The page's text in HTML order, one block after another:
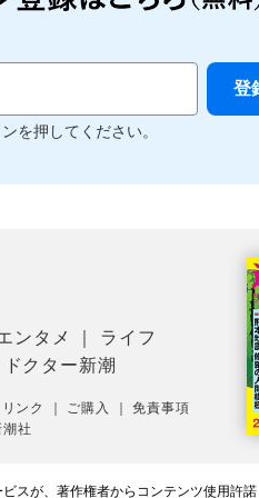
を押してください。
ンタメ
ライフ
ドクター新潮
ンク ｜ ご購入 ｜免責事項
社
スが、著作権者からコンテンツ使用許諾